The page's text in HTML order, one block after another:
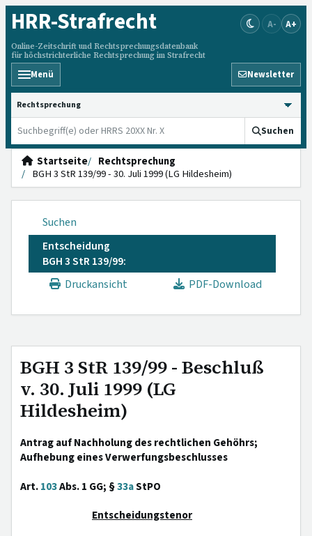
HRR-Strafrecht
Online-Zeitschrift und Rechtsprechungsdatenbank
für höchstrichterliche Rechtsprechung im Strafrecht
A- A+
Menü Newsletter
HRRS durchsuchen
Suchen
Startseite
Rechtsprechung
BGH 3 StR 139/99 - 30. Juli 1999 (LG Hildesheim)
Suchen
Entscheidung
BGH 3 StR 139/99:
Druckansicht
PDF-Download
BGH 3 StR 139/99 - Beschluß
v. 30. Juli 1999 (LG
Hildesheim)
Antrag auf Nachholung des rechtlichen Gehöhrs;
Aufhebung eines Verwerfungsbeschlusses
Art.103Abs. 1 GG; §33aStPO
Entscheidungstenor